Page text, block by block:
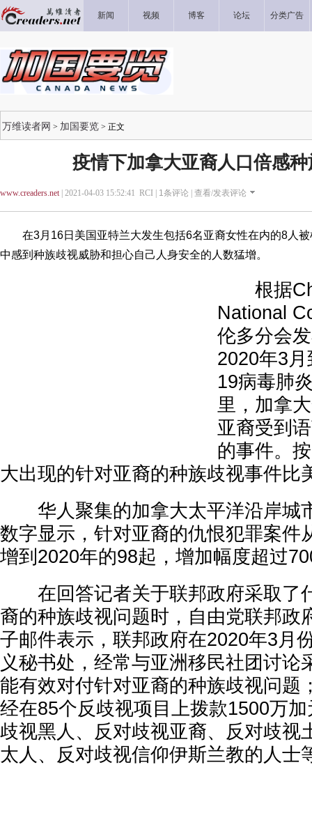
新闻 视频 博客 论坛 分类广告
万维读者网 > 加国要览 > 正文
疫情下加拿大亚裔人口倍感
www.creaders.net| 2021-04-03 15:52:41 RCI | 1条评论 | 查看/发表评论
在3月16日美国亚特兰大发生包括6名亚裔女性在内的8人被
中感到种族歧视威胁和担心自己人身安全的人数猛增。
根据
National
伦多分会
2020年3
19病毒肺
里，加拿
亚裔受到
的事件。
大出现的针对亚裔的种族歧视事件比
华人聚集的加拿大太平洋沿岸城
数字显示，针对亚裔的仇恨犯罪案件
增到2020年的98起，增加幅度超过
在回答记者关于联邦政府采取了
裔的种族歧视问题时，自由党联邦政
子邮件表示，联邦政府在2020年3月
义秘书处，经常与亚洲移民社团讨论
能有效对付针对亚裔的种族歧视问题
经在85个反歧视项目上拨款1500万
歧视黑人、反对歧视亚裔、反对歧视
太人、反对歧视信仰伊斯兰教的人士